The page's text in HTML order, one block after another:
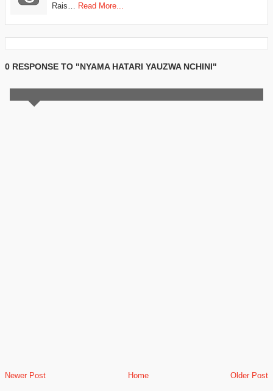
Rais…
Read More...
0 RESPONSE TO "NYAMA HATARI YAUZWA NCHINI"
Newer Post Older Post
Home